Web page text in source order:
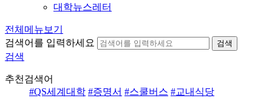
대학뉴스레터
전체메뉴보기
검색어를 입력하세요
검색
검색
추천검색어
#QS세계대학 #증명서 #스쿨버스 #교내식당